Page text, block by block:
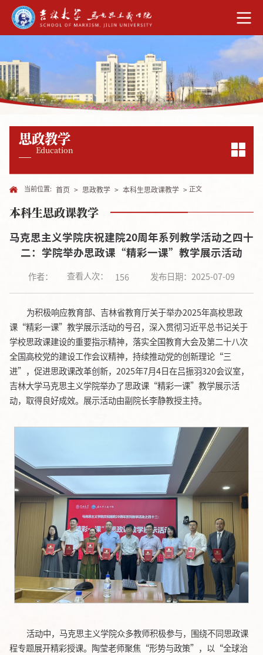
思政教学
Education
当前位置: 首页 > 思政教学 > 本科生思政课教学 > 正文
本科生思政课教学
马克思主义学院庆祝建院20周年系列教学活动之四十
二：学院举办思政课“精彩一课”教学展示活动
作者： 查看人次： 156 发布日期：2025-07-09
为积极响应教育部、吉林省教育厅关于举办2025年高校思政
课“精彩一课”教学展示活动的号召，深入贯彻习近平总书记关于
学校思政课建设的重要指示精神，落实全国教育大会及第二十八次
全国高校党的建设工作会议精神，持续推动党的创新理论“三
进”，促进思政课改革创新，2025年7月4日在吕振羽320会议室，
吉林大学马克思主义学院举办了思政课“精彩一课”教学展示活
动，取得良好成效。展示活动由副院长李静教授主持。
活动中，马克思主义学院众多教师积极参与，围绕不同思政课
程专题展开精彩授课。陶莹老师聚焦“形势与政策”，以“全球治